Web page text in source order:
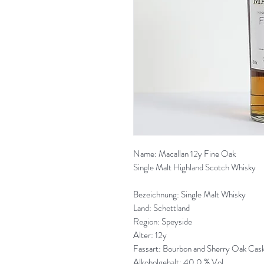
Name: Macallan 12y Fine Oak
Single Malt Highland Scotch Whisky
Bezeichnung: Single Malt Whisky
Land: Schottland
Region: Speyside
Alter: 12y
Fassart: Bourbon and Sherry Oak